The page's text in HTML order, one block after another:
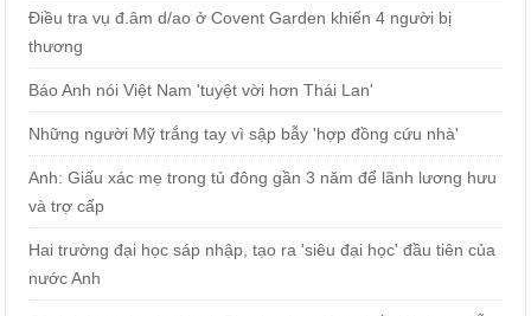
Điều tra vụ đ.âm d/ao ở Covent Garden khiến 4 người bị
thương
Báo Anh nói Việt Nam 'tuyệt vời hơn Thái Lan'
Những người Mỹ trắng tay vì sập bẫy 'hợp đồng cứu nhà'
Anh: Giấu xác mẹ trong tủ đông gần 3 năm để lãnh lương hưu
và trợ cấp
Hai trường đại học sáp nhập, tạo ra 'siêu đại học' đầu tiên của
nước Anh